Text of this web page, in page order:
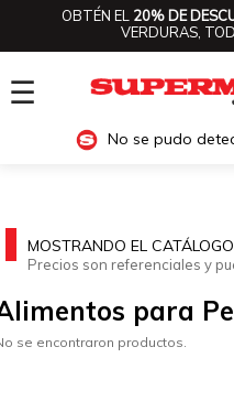
OBTÉN EL 20% DE
VERDURAS,
☰
No se pudo
MOSTRANDO EL
Precios son referenciales y
para
se encontraron productos.